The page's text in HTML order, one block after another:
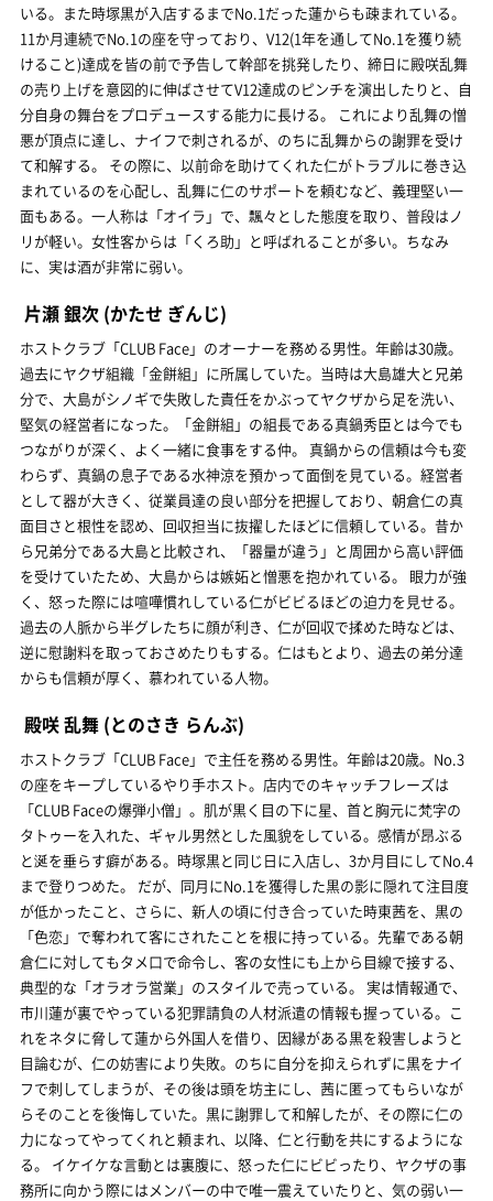
いる。また時塚黒が入店するまでNo.1だった蓮からも疎まれている。
11か月連続でNo.1の座を守っており、V12(1年を通してNo.1を獲り続
けること)達成を皆の前で予告して幹部を挑発したり、締日に殿咲乱舞
の売り上げを意図的に伸ばさせてV12達成のピンチを演出したりと、自
分自身の舞台をプロデュースする能力に長ける。 これにより乱舞の憎
悪が頂点に達し、ナイフで刺されるが、のちに乱舞からの謝罪を受け
て和解する。 その際に、以前命を助けてくれた仁がトラブルに巻き込
まれているのを心配し、乱舞に仁のサポートを頼むなど、義理堅い一
面もある。一人称は「オイラ」で、飄々とした態度を取り、普段はノ
リが軽い。女性客からは「くろ助」と呼ばれることが多い。ちなみ
に、実は酒が非常に弱い。
片瀬 銀次 (かたせ ぎんじ)
ホストクラブ「CLUB Face」のオーナーを務める男性。年齢は30歳。
過去にヤクザ組織「金餅組」に所属していた。当時は大島雄大と兄弟
分で、大島がシノギで失敗した責任をかぶってヤクザから足を洗い、
堅気の経営者になった。「金餅組」の組長である真鍋秀臣とは今でも
つながりが深く、よく一緒に食事をする仲。 真鍋からの信頼は今も変
わらず、真鍋の息子である水神涼を預かって面倒を見ている。経営者
として器が大きく、従業員達の良い部分を把握しており、朝倉仁の真
面目さと根性を認め、回収担当に抜擢したほどに信頼している。昔か
ら兄弟分である大島と比較され、「器量が違う」と周囲から高い評価
を受けていたため、大島からは嫉妬と憎悪を抱かれている。 眼力が強
く、怒った際には喧嘩慣れしている仁がビビるほどの迫力を見せる。
過去の人脈から半グレたちに顔が利き、仁が回収で揉めた時などは、
逆に慰謝料を取っておさめたりもする。仁はもとより、過去の弟分達
からも信頼が厚く、慕われている人物。
殿咲 乱舞 (とのさき らんぶ)
ホストクラブ「CLUB Face」で主任を務める男性。年齢は20歳。No.3
の座をキープしているやり手ホスト。店内でのキャッチフレーズは
「CLUB Faceの爆弾小僧」。肌が黒く目の下に星、首と胸元に梵字の
タトゥーを入れた、ギャル男然とした風貌をしている。感情が昂ぶる
と涎を垂らす癖がある。時塚黒と同じ日に入店し、3か月目にしてNo.4
まで登りつめた。 だが、同月にNo.1を獲得した黒の影に隠れて注目度
が低かったこと、さらに、新人の頃に付き合っていた時東茜を、黒の
「色恋」で奪われて客にされたことを根に持っている。先輩である朝
倉仁に対してもタメ口で命令し、客の女性にも上から目線で接する、
典型的な「オラオラ営業」のスタイルで売っている。 実は情報通で、
市川蓮が裏でやっている犯罪請負の人材派遣の情報も握っている。こ
れをネタに脅して蓮から外国人を借り、因縁がある黒を殺害しようと
目論むが、仁の妨害により失敗。のちに自分を抑えられずに黒をナイ
フで刺してしまうが、その後は頭を坊主にし、茜に匿ってもらいなが
らそのことを後悔していた。黒に謝罪して和解したが、その際に仁の
力になってやってくれと頼まれ、以降、仁と行動を共にするようにな
る。 イケイケな言動とは裏腹に、怒った仁にビビったり、ヤクザの事
務所に向かう際にはメンバーの中で唯一震えていたりと、気の弱い一